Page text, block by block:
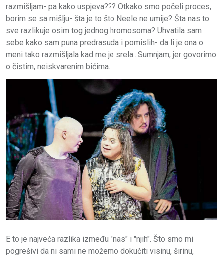
razmišljam- pa kako uspjeva??? Otkako smo počeli proces,
borim se sa mišlju- šta je to što Neele ne umije? Šta nas to
sve razlikuje osim tog jednog hromosoma? Uhvatila sam
sebe kako sam puna predrasuda i pomislih- da li je ona o
meni tako razmišljala kad me je srela...Sumnjam, jer govorimo
o čistim, neiskvarenim bićima.
E to je najveća razlika između "nas" i "njih". Što smo mi
pogrešivi da ni sami ne možemo dokučiti visinu, širinu,